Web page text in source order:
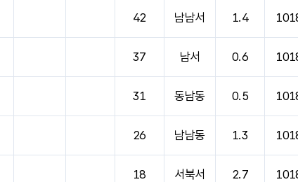
42 남남서 1.4
37 남서 0.6
31 동남동 0.5
26 남남동 1.3
18 서북서 2.7